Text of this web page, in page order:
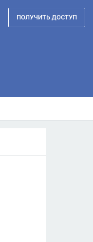
ПОЛУЧИТЬ ДОСТУП